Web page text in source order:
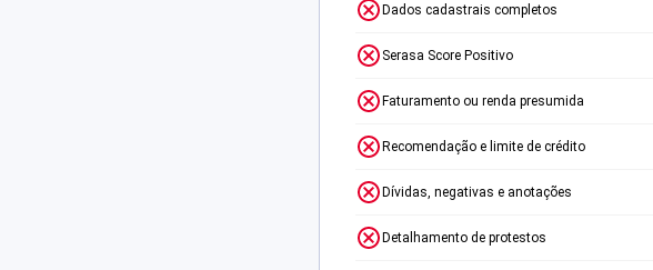
Dados cadastrais completos
Serasa Score Positivo
Faturamento ou renda presumida
Recomendação e limite de crédito
Dívidas, negativas e anotações
Detalhamento de protestos